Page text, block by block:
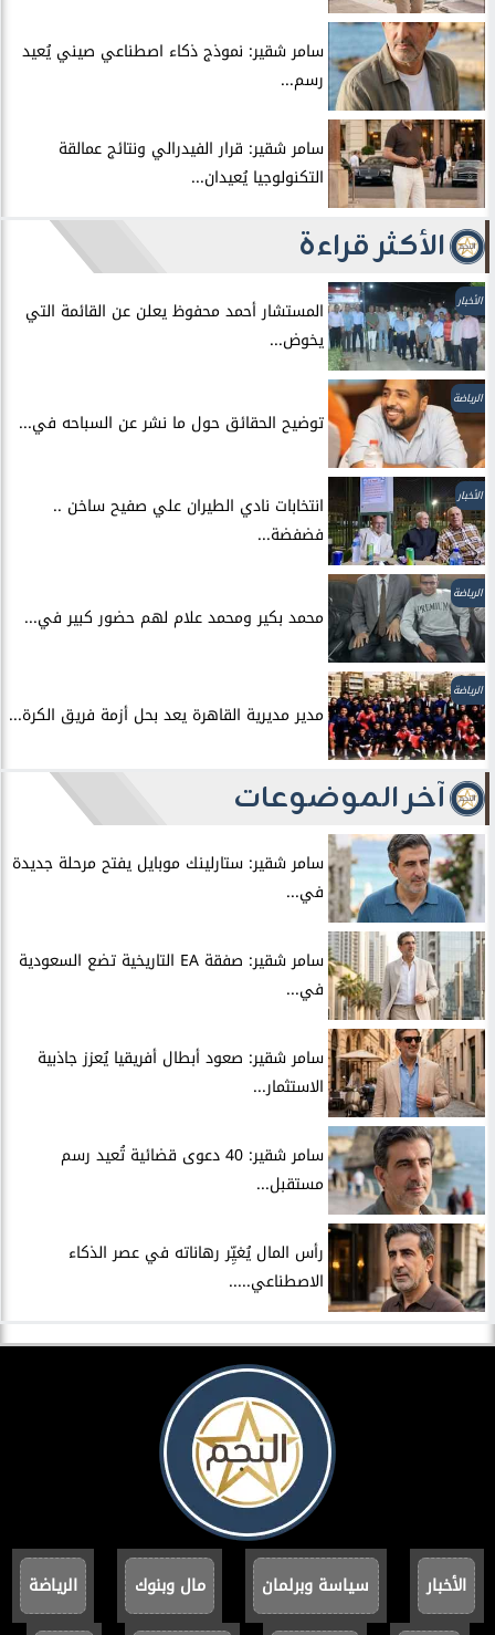
سامر شقير: نموذج ذكاء اصطناعي صيني يُعيد
رسم...
سامر شقير: قرار الفيدرالي ونتائج عمالقة
التكنولوجيا يُعيدان...
الأكثر قراءة
الأخبار
المستشار أحمد محفوظ يعلن عن القائمة التي
يخوض...
الرياضة
توضيح الحقائق حول ما نشر عن السباحه في...
الأخبار
انتخابات نادي الطيران علي صفيح ساخن ..
فضفضة...
الرياضة
محمد بكير ومحمد علام لهم حضور كبير في...
الرياضة
مدير مديرية القاهرة يعد بحل أزمة فريق الكرة...
آخر الموضوعات
سامر شقير: ستارلينك موبايل يفتح مرحلة جديدة
في...
سامر شقير: صفقة EA التاريخية تضع السعودية
في...
سامر شقير: صعود أبطال أفريقيا يُعزز جاذبية
الاستثمار...
سامر شقير: 40 دعوى قضائية تُعيد رسم
مستقبل...
رأس المال يُغيِّر رهاناته في عصر الذكاء
الاصطناعي.....
الأخبار سياسة وبرلمان مال وبنوك الرياضة